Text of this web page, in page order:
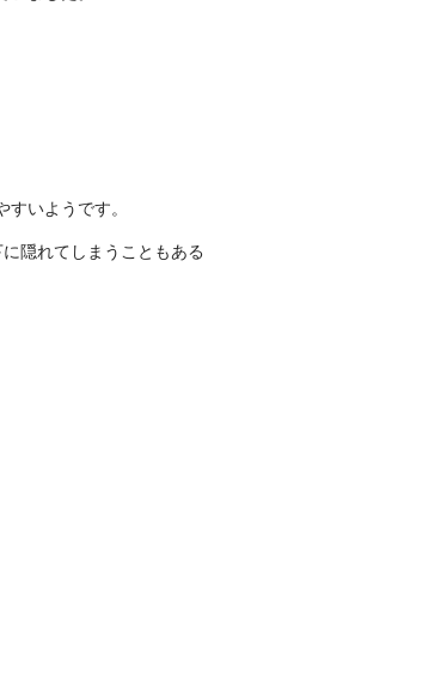
いようです。
隠れてしまうこともある